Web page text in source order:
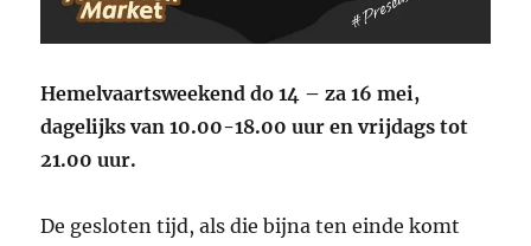
Hemelvaartsweekend do 14 – za 16 mei,
dagelijks van 10.00-18.00 uur en vrijdags tot
21.00 uur.
De gesloten tijd, als die bijna ten einde komt